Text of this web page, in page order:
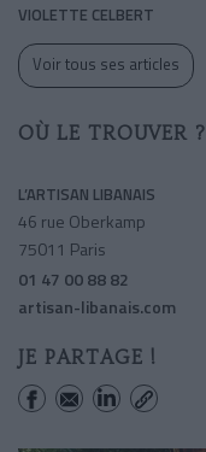
VIOLETTE CELBERT
Voir tous ses articles
OÙ LE TROUVER ?
L’ARTISAN LIBANAIS
46 rue Oberkamp
75011 Paris
01 47 00 88 82
artisan-libanais.com
JE PARTAGE !